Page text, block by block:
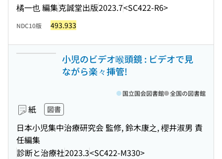
橘一也 編集克誠堂出版2023.7<SC422-R6>
NDC10版 493.933
小児のビデオ喉頭鏡 : ビデオで見
ながら楽々挿管!
紙 図書
日本小児集中治療研究会 監修, 鈴木康之, 櫻井淑男 責
任編集
診断と治療社2023.3<SC422-M330>
国立国会図書館 全国の図書館